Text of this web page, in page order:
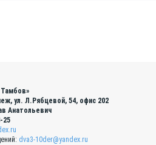
ул. Л.Рябцевой, 54, офис 202
Анатольевич
25
dva3-10der@yandex.ru